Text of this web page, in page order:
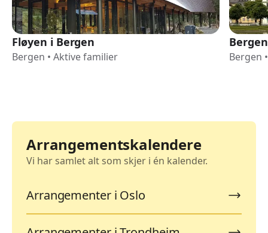
Fløyen i Bergen
Bergen • Aktive familier Bergen •
Arrangementskalendere
Vi har samlet alt som skjer i én kalender.
Arrangementer i Oslo